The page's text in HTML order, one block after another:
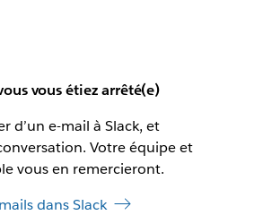
vous étiez arrêté(e)
d’un e-mail à Slack, et
Votre équipe et
vous en remercieront.
dans Slack